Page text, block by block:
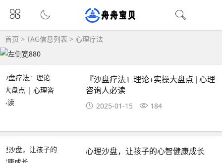
首页 > TAG信息列表 > 心理疗法
『沙盘疗法』理论+实操大盘点 | 心理
咨询人必读
2025-01-15 184
心理沙盘，让孩子的心智健康成长